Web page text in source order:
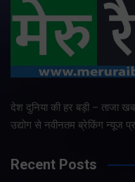
देश दुनिया की हर बड़ी – ताजा
उद्योग से नवीनतम ब्रेकिंग न्यूज
Recent Posts